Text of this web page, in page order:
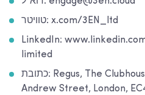
טוויטר: x.com/3EN_ltd
LinkedIn:
limited
כתובת: Regus, The Clubhouse, Holborn Circus, 20 St
Andrew Street, London,